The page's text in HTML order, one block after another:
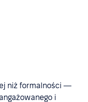
niż formalności —
i